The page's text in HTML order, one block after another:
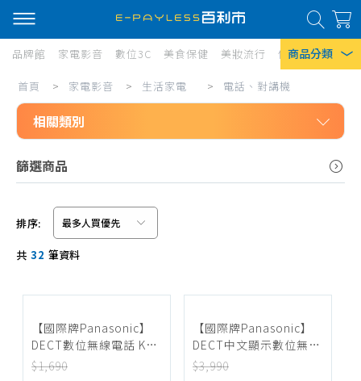
商品分類
熱門搜尋
風扇
除濕機
衛生紙
品牌館 家電影音 數位3C 美食保健 美妝流行 傢俱寢具 居
電
話、
對
講
機
首頁 > 家電影音 > 生活家電 > 電話、對講機
相關類別
生活家電
免治馬桶座
無線吸塵器
有線吸塵器
筒式吸塵器
掃地機、配件
塵蟎機、耗材
篩選商品
信用卡/Line Pay/ATM
分期0利率
超商付款
排序:
共 32 筆資料
【國際牌Panasonic】
DECT數位無線電話 KX-
TGB310TW
$1,690
【國際牌Panasonic】
DECT中文顯示數位無線
電話(子母機) KX-
$3,990